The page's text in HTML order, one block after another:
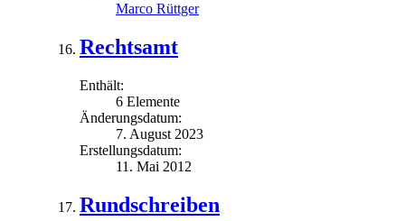
Marco Rüttger
Rechtsamt
Enthält:
6 Elemente
Änderungsdatum:
7. August 2023
Erstellungsdatum:
11. Mai 2012
Rundschreiben